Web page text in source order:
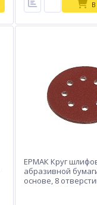
ЕРМАК Круг
абразивной
основе, 8